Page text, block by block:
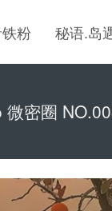
粉 秘语.岛
密圈